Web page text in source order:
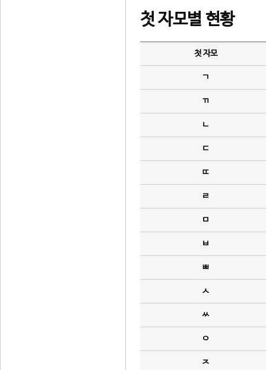
첫 자모별 현황
첫 자모
ㄱ
ㄲ
ㄴ
ㄷ
ㄸ
ㄹ
ㅁ
ㅂ
ㅃ
ㅅ
ㅆ
ㅇ
ㅈ